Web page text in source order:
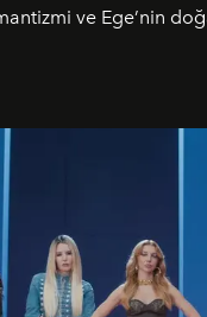
ve Ege’nin